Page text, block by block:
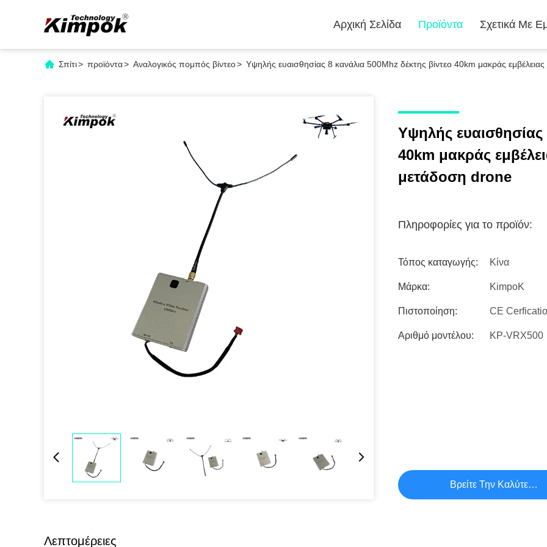
Αρχική Σελίδα Προϊόντα Σχετικά Με
Σπίτι> προϊόντα> Αναλογικός πομπός βίντεο> Υψηλής ευαισθησίας 8 κανάλια 500Mhz δέκτης βίντεο 40km μακράς
Υψηλής ευαισθησίας
40km μακράς
μετάδοση drone
Πληροφορίες για το προϊόν:
Τόπος καταγωγής: Κίνα
Μάρκα: KimpoK
Πιστοποίηση: CE
Αριθμό μοντέλου: KP-VRX500
Βρείτε Την Καλύτερη
Λεπτομέρειες